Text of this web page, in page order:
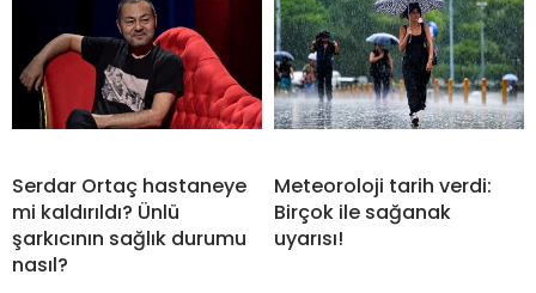
Serdar Ortaç hastaneye
mi kaldırıldı? Ünlü
şarkıcının sağlık durumu
nasıl?
Meteoroloji tarih verdi:
Birçok ile sağanak
uyarısı!